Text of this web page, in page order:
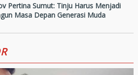
Pertina Sumut: Tinju Harus Menjadi
Masa Depan Generasi Muda